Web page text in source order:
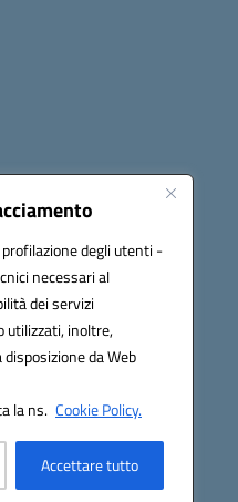
degli utenti -
necessari al
dei servizi
utilizzati, inoltre,
da Web
la ns. Cookie Policy.
Accettare tutto
su: